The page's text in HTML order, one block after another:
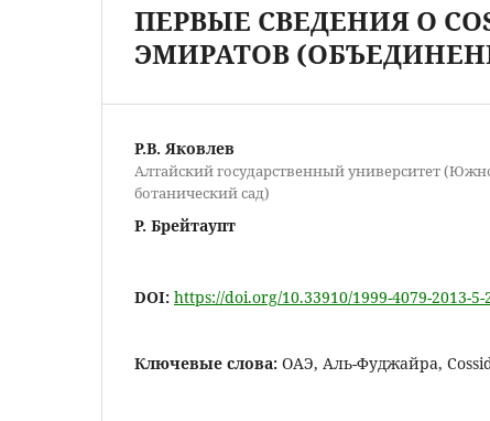
ПЕРВЫЕ СВЕДЕНИЯ О
ЭМИРАТОВ
Р.В. Яковлев
Алтайский государственный университет
ботанический сад)
Р. Брейтаупт
DOI: https://doi.org/10.33910/1999-4079-2013-5-
Ключевые слова: ОАЭ, Аль-Фуджайра,